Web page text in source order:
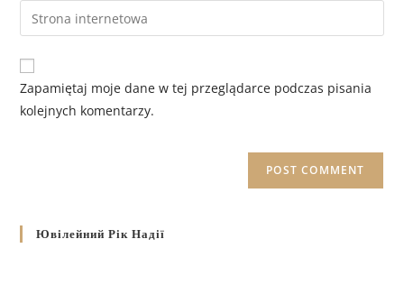
Zapamiętaj moje dane w tej przeglądarce podczas pisania
kolejnych komentarzy.
Ювілейний Рік Надії